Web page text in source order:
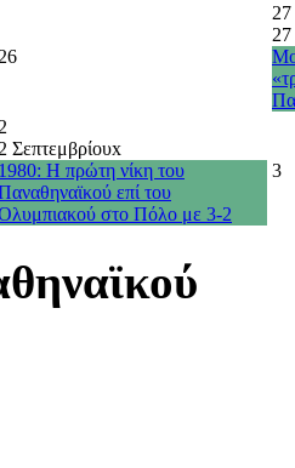
26
27
2
2 Σεπτεμβρίουx
1980: Η πρώτη νίκη του
επί του
στο Πόλο με 3-2
3